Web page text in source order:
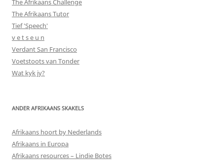
The Afrikaans Challenge
The Afrikaans Tutor
Tief 'Speech'
v e t s e u n
Verdant San Francisco
Voetstoots van Tonder
Wat kyk jy?
ANDER AFRIKAANS SKAKELS
Afrikaans hoort by Nederlands
Afrikaans in Europa
Afrikaans resources – Lindie Botes